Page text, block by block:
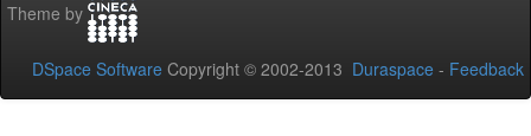
Theme by
DSpace Software Copyright © 2002-2013 Duraspace - Feedback